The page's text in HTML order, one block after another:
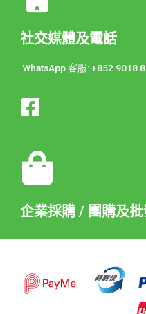
社交媒體及電話
WhatsApp 客服: +852 9018
企業採購 / 團購及